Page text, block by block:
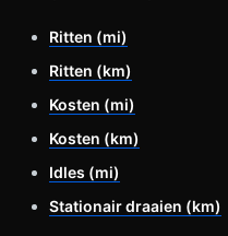
Ritten (mi)
Ritten (km)
Kosten (mi)
Kosten (km)
Idles (mi)
Stationair draaien (km)